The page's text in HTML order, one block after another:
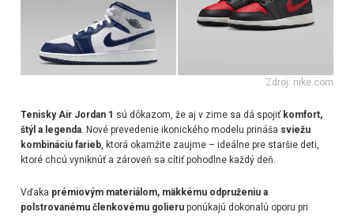
Zdroj: nike.com
Tenisky Air Jordan 1 sú dôkazom, že aj v zime sa dá spojiť komfort,
štýl a legenda. Nové prevedenie ikonického modelu prináša sviežu
kombináciu farieb, ktorá okamžite zaujme – ideálne pre staršie deti,
ktoré chcú vyniknúť a zároveň sa cítiť pohodlne každý deň.
Vďaka prémiovým materiálom, mäkkému odpruženiu a
polstrovanému členkovému golieruponúkajú dokonalú oporu pri